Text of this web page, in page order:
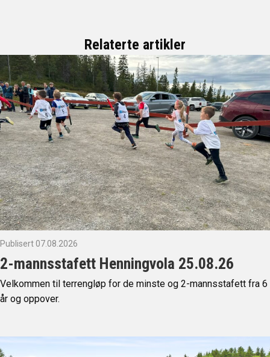
Relaterte artikler
Publisert 07.08.2026
2-mannsstafett Henningvola 25.08.26
Velkommen til terrengløp for de minste og 2-mannsstafett fra 6
år og oppover.